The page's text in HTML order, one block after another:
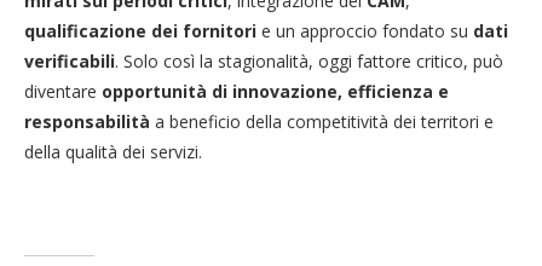
qualificazione dei fornitori e un approccio fondato su dati
verificabili. Solo così la stagionalità, oggi fattore critico, può
diventare opportunità di innovazione, efficienza e
responsabilità a beneficio della competitività dei territori e
della qualità dei servizi.